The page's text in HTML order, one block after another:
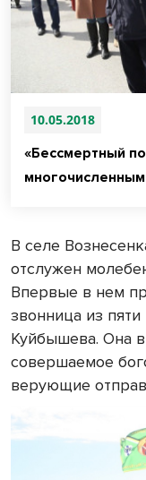
10.05.2018
«Бессмертный
В селе
отслужен
Впервые в нем
звонница из
Куйбышева. Она
совершаемое
верующие